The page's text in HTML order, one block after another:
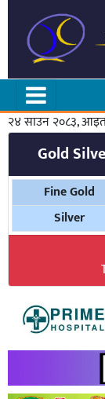
२४ साउन २०८३,
Gold
Fine Gold
Silver